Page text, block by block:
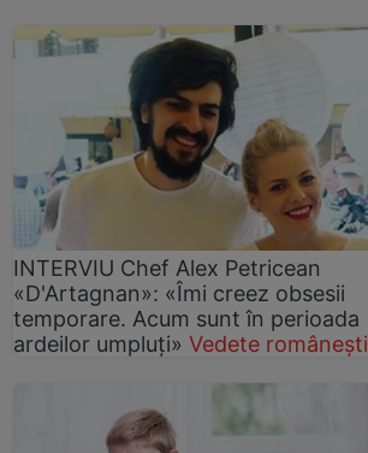
INTERVIU Chef Alex Petricean
«D'Artagnan»: «Îmi creez obsesii
temporare. Acum sunt în perioada
ardeilor umpluţi» Vedete românești